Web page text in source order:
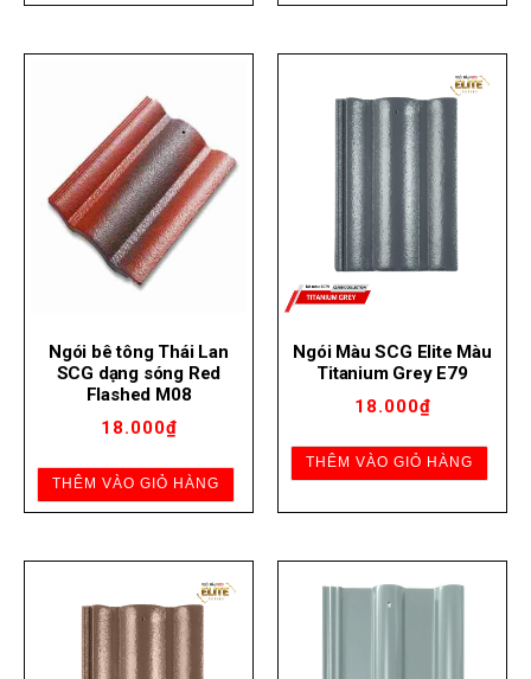
Ngói bê tông Thái Lan
SCG dạng sóng Red
Flashed M08
18.000₫
THÊM VÀO GIỎ HÀNG
Ngói Màu SCG Elite Màu
Titanium Grey E79
18.000₫
THÊM VÀO GIỎ HÀNG